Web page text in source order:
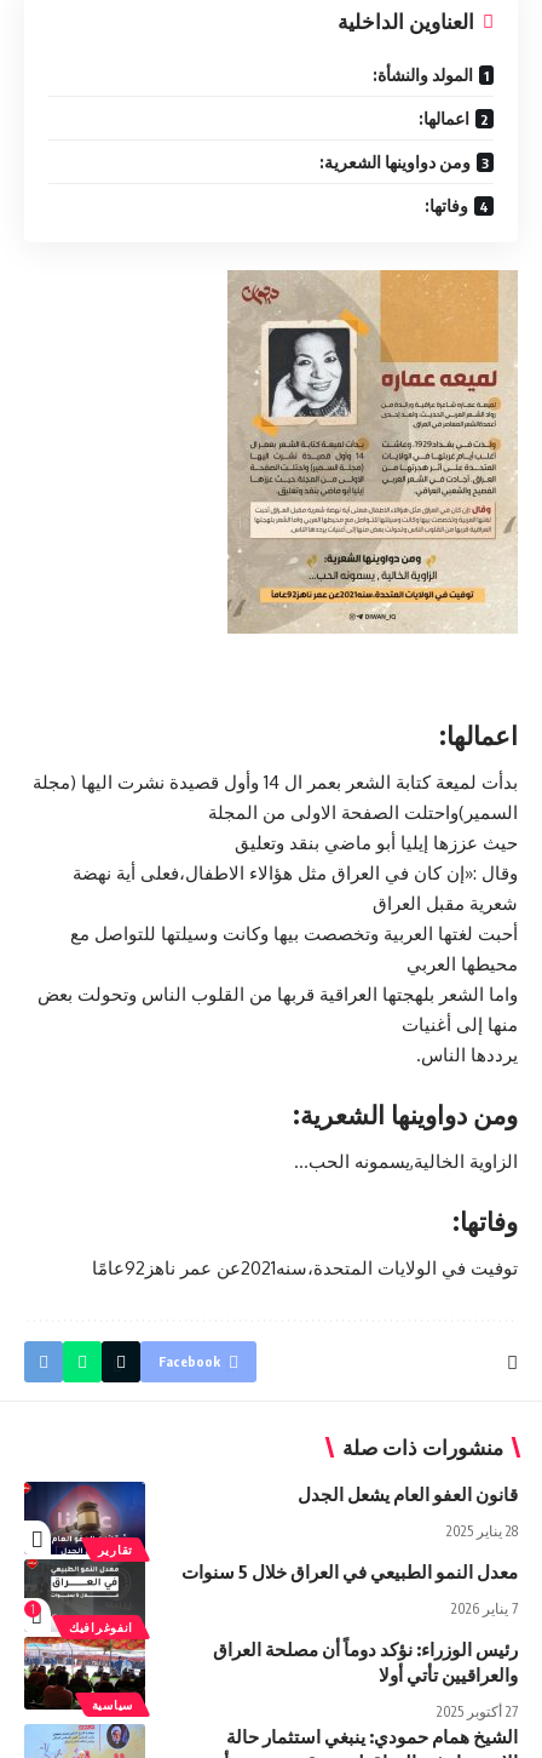
العناوين الداخلية
المولد والنشأة:
اعمالها:
ومن دواوينها الشعرية:
وفاتها:
اعمالها:
بدأت لميعة كتابة الشعر بعمر ال 14 وأول قصيدة نشرت اليها (مجلة
السمير)واحتلت الصفحة الاولى من المجلة
حيث عززها إيليا أبو ماضي بنقد وتعليق
وقال :«إن كان في العراق مثل هؤالاء الاطفال،فعلى أية نهضة
شعرية مقبل العراق
أحبت لغتها العربية وتخصصت بيها وكانت وسيلتها للتواصل مع
محيطها العربي
واما الشعر بلهجتها العراقية قربها من القلوب الناس وتحولت بعض
منها إلى أغنيات
يرددها الناس.
ومن دواوينها الشعرية:
الزاوية الخالية,يسمونه الحب…
وفاتها:
توفيت في الولايات المتحدة،سنه2021عن عمر ناهز92عامًا
Facebook
منشورات ذات صلة
تقارير
قانون العفو العام يشعل الجدل
28 يناير 2025
1
انفوغرافيك
معدل النمو الطبیعي في العراق خلال 5 سنوات
7 يناير 2026
سياسية
رئيس الوزراء: نؤكد دوماً أن مصلحة العراق
والعراقيين تأتي أولا
27 أكتوبر 2025
الشيخ همام حمودي: ينبغي استثمار حالة